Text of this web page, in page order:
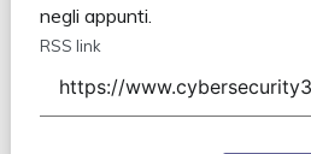
negli appunti.
RSS link